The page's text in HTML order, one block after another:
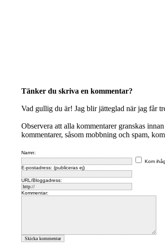
Tänker du skriva en kommentar?
Vad gullig du är! Jag blir jätteglad när jag får
Observera att alla kommentarer granskas
kommentarer, såsom mobbning och spam,
Namn:
Kom
E-postadress: (publiceras ej)
URL/Bloggadress:
Kommentar: